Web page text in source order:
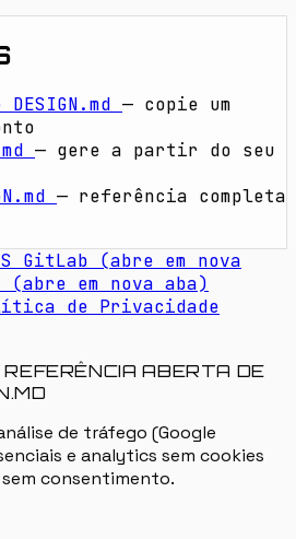
— copie um
— gere a partir do seu
— referência completa
GitLab (abre em nova
(abre em nova aba)
de Privacidade
ABERTA DE
de tráfego (Google
e analytics sem cookies
consentimento.